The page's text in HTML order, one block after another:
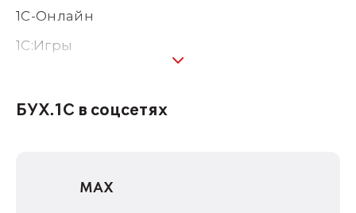
1С-Онлайн
1C:Игры
1С:Консалтинг
1С:Дистрибьюция
БУХ.1С в соцсетях
MAX